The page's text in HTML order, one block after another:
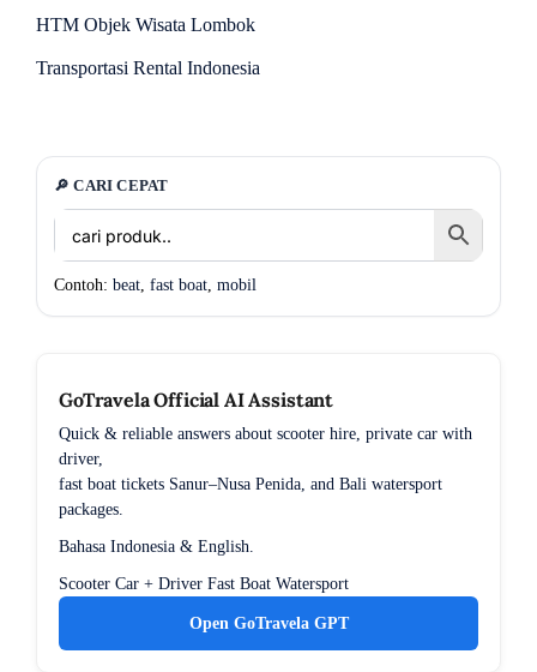
HTM Objek Wisata Lombok
Transportasi Rental Indonesia
🔎 CARI CEPAT
Contoh: beat, fast boat, mobil
GoTravela Official AI Assistant
Quick & reliable answers about scooter hire, private car with
driver,
fast boat tickets Sanur–Nusa Penida, and Bali watersport
packages.
Bahasa Indonesia & English.
Scooter Car + Driver Fast Boat Watersport
Open GoTravela GPT